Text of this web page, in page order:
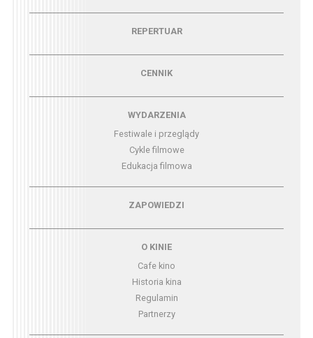
Menu - repertuarREPERTUAR
CENNIK
Menu - wydarzeniaWYDARZENIA
Festiwale i przeglądy
Cykle filmowe
Edukacja filmowa
Menu - zapowiedziZAPOWIEDZI
O KINIE
Cafe kino
Historia kina
Regulamin
Partnerzy